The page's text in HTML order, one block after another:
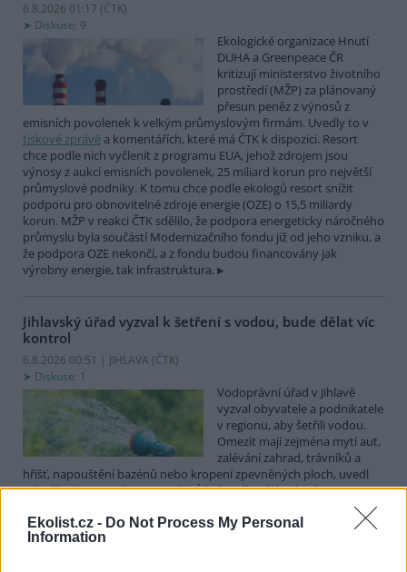
Ekolist.cz - Do Not Process My Personal
Information
6.8.2026 01:17 (ČTK)
Diskuse: 9
Ekologické organizace Hnutí
DUHA a Greenpeace ČR
kritizují ministerstvo životního
prostředí (MŽP) za plánovaný
přesun peněz z výnosů z
emisních povolenek k velkým průmyslovým firmám. Uvedly to v
tiskové zprávě a komentářích, které má ČTK k dispozici. Resort
chce podle nich vyčlenit z programu EUA, jehož zdrojem jsou
výnosy z aukcí emisních povolenek, 25 miliard korun pro největší
průmyslové podniky. K tomu chce podle ekologů resort snížit
podporu pro obnovitelné zdroje energie (OZE) o 15,5 miliardy
korun. MŽP v reakci ČTK sdělilo, že podpora energeticky náročného
průmyslu byla součástí Modernizačního fondu již od jeho vzniku, a
že podpora OZE nekončí, a z fondu budou financovány jak
výrobny energie, tak infrastruktura.
Jihlavský úřad vyzval k šetření s vodou, bude dělat víc
kontrol
6.8.2026 00:51 | JIHLAVA (ČTK)
Diskuse: 1
Vodoprávní úřad v Jihlavě
vyzval obyvatele a podnikatele
v regionu, aby šetřili vodou.
Omezit mají zejména mytí aut,
zalévání zahrad, trávníků a
hřišť, napouštění bazénů nebo kropení zpevněných ploch, uvedl
mluvčí radnice Radovan Daněk. Úřad podle něj bude víc
kontrolovat povolené odběry. Výzva k šetření vodou platí pro
všechny obce spadající pod Jihlavu jako obec s rozšířenou
působností.